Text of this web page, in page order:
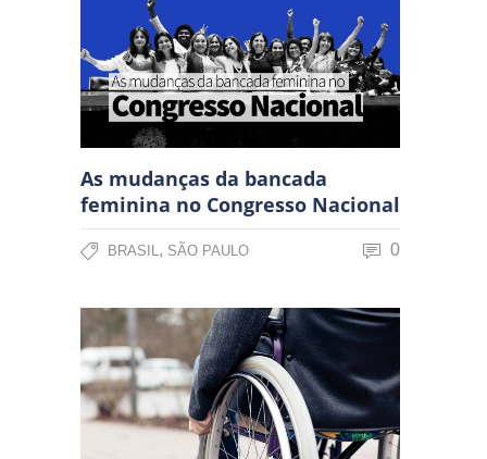
As mudanças da bancada
feminina no Congresso Nacional
BRASIL , SÃO PAULO 0